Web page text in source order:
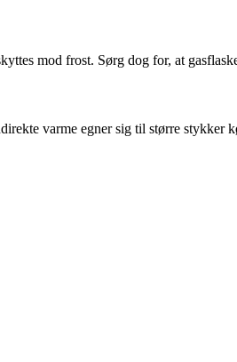
mod frost. Sørg dog for, at
varme egner sig til større